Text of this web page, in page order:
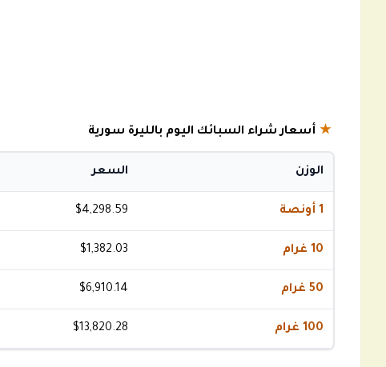
★ أسعار شراء السبائك اليوم بالليرة سورية
الوزن السعر
1 أونصة $4,298.59
10 غرام $1,382.03
50 غرام $6,910.14
100 غرام $13,820.28